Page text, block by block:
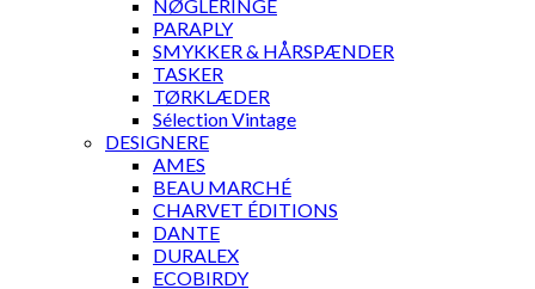
NØGLERINGE
PARAPLY
SMYKKER & HÅRSPÆNDER
TASKER
TØRKLÆDER
Sélection Vintage
DESIGNERE
AMES
BEAU MARCHÉ
CHARVET ÉDITIONS
DANTE
DURALEX
ECOBIRDY